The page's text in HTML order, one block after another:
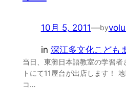
10月 5, 2011—by
in 深江多文化こども
当日、東灘日本語教室の学習
トにて11屋台が出店します！
コ…